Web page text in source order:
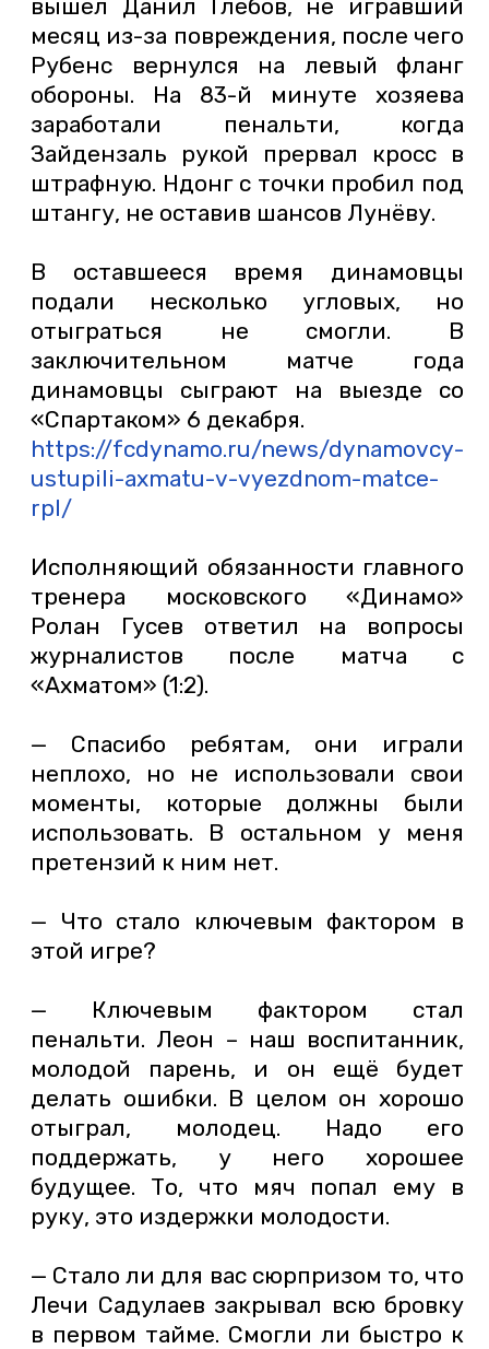
вышел Данил Глебов, не игравший
месяц из-за повреждения, после чего
Рубенс вернулся на левый фланг
обороны. На 83-й минуте хозяева
заработали пенальти, когда
Зайдензаль рукой прервал кросс в
штрафную. Ндонг с точки пробил под
штангу, не оставив шансов Лунёву.
В оставшееся время динамовцы
подали несколько угловых, но
отыграться не смогли. В
заключительном матче года
динамовцы сыграют на выезде со
«Спартаком» 6 декабря.
https://fcdynamo.ru/news/dynamovcy-
ustupili-axmatu-v-vyezdnom-matce-
rpl/
Исполняющий обязанности главного
тренера московского «Динамо»
Ролан Гусев ответил на вопросы
журналистов после матча с
«Ахматом» (1:2).
— Спасибо ребятам, они играли
неплохо, но не использовали свои
моменты, которые должны были
использовать. В остальном у меня
претензий к ним нет.
— Что стало ключевым фактором в
этой игре?
— Ключевым фактором стал
пенальти. Леон – наш воспитанник,
молодой парень, и он ещё будет
делать ошибки. В целом он хорошо
отыграл, молодец. Надо его
поддержать, у него хорошее
будущее. То, что мяч попал ему в
руку, это издержки молодости.
— Стало ли для вас сюрпризом то, что
Лечи Садулаев закрывал всю бровку
в первом тайме. Смогли ли быстро к